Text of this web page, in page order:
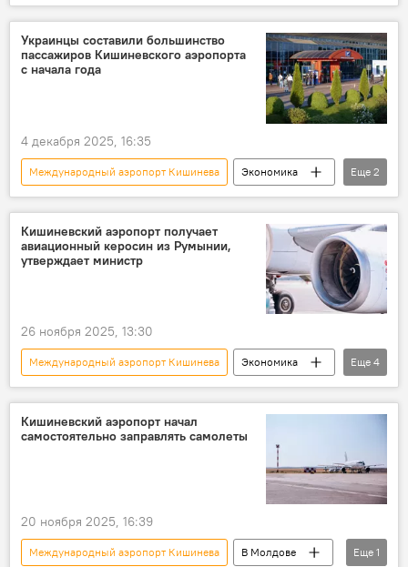
В Молдове
Украинцы составили большинство
пассажиров Кишиневского аэропорта
с начала года
4 декабря 2025, 16:35
Международный аэропорт Кишинева
Экономика
В Молдове
пассажиропоток
Еще 2
Кишиневский аэропорт получает
авиационный керосин из Румынии,
утверждает министр
26 ноября 2025, 13:30
Международный аэропорт Кишинева
Экономика
В Молдове
Лукойл
топливо
Еще 4
Кишиневский аэропорт начал
самостоятельно заправлять самолеты
20 ноября 2025, 16:39
Международный аэропорт Кишинева
В Молдове
Еще 1